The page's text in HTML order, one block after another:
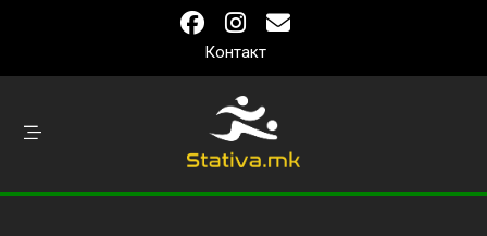
Контакт